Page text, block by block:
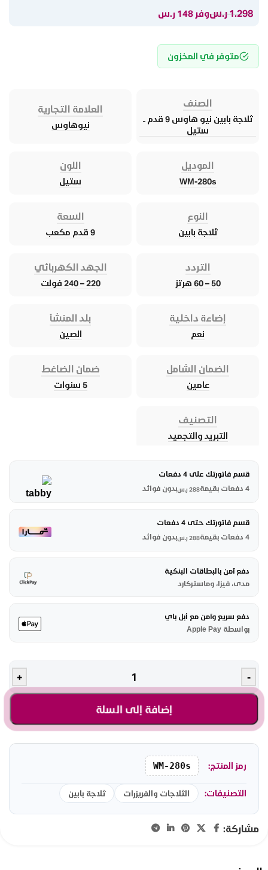
1.298ر.سوفر 148 ر.س
متوفر في المخزون
الصنف
ثلاجة بابين نيو هاوس 9 قدم ــ
ستيل
العلامة التجارية
نيوهاوس
الموديل
WM-280s
اللون
ستيل
النوع
ثلاجة بابين
السعة
9 قدم مكعب
التردد
50 – 60 هرتز
الجهد الكهربائي
220 – 240 فولت
إضاءة داخلية
نعم
بلد المنشأ
الصين
الضمان الشامل
عامين
ضمان الضاغط
5 سنوات
التصنيف
التبريد والتجميد
قسم فاتورتك على 4 دفعات
4 دفعات بقيمة
288 ر.سبدون فوائد
قسم فاتورتك حتى 4 دفعات
4 دفعات بقيمة
288 ر.سبدون فوائد
دفع آمن بالبطاقات البنكية
مدى، فيزا، وماستركارد
دفع سريع وآمن مع أبل باي
بواسطة Apple Pay
-
+
إضافة إلى السلة
رمز المنتج: WM-280s
التصنيفات: الثلاجات والفريزرات ثلاجة بابين
مشاركة: